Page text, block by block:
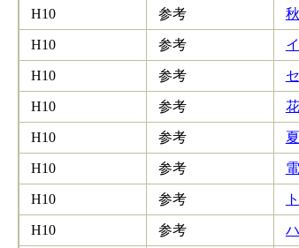
H10 参考
H10 参考
H10 参考
H10 参考
H10 参考
H10 参考
H10 参考
H10 参考